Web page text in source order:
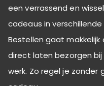
een verrassend en
cadeaus in
Bestellen gaat
direct laten bezorgen
werk. Zo regel je